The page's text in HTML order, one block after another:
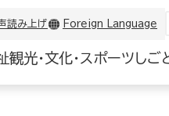
読み上げ Foreign Language
観光・文化・スポーツしご